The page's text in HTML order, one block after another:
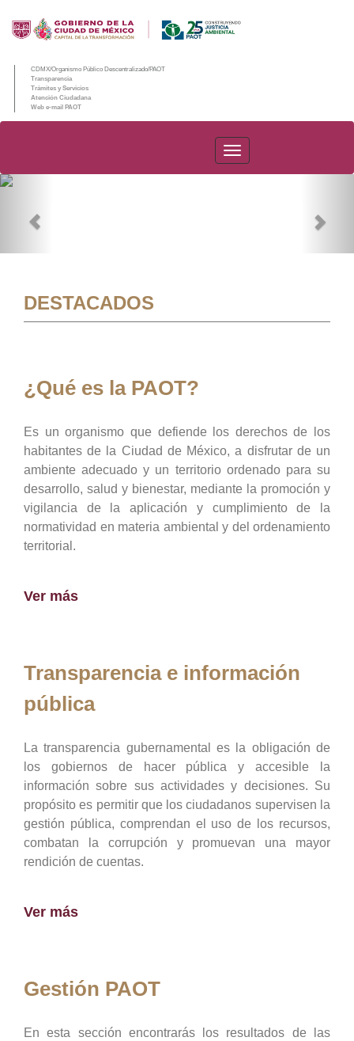
CDMX/Organismo Público Descentralizado/PAOT
Transparencia
Trámites y Servicios
Atención Ciudadana
Web e-mail PAOT
PAOT
DESTACADOS
¿Qué es la PAOT?
Es un organismo que defiende los derechos de los
habitantes de la Ciudad de México, a disfrutar de un
ambiente adecuado y un territorio ordenado para su
desarrollo, salud y bienestar, mediante la promoción y
vigilancia de la aplicación y cumplimiento de la
normatividad en materia ambiental y del ordenamiento
territorial.
Ver más
Transparencia e información
pública
La transparencia gubernamental es la obligación de
los gobiernos de hacer pública y accesible la
información sobre sus actividades y decisiones. Su
propósito es permitir que los ciudadanos supervisen la
gestión pública, comprendan el uso de los recursos,
combatan la corrupción y promuevan una mayor
rendición de cuentas.
Ver más
Gestión PAOT
En esta sección encontrarás los resultados de las